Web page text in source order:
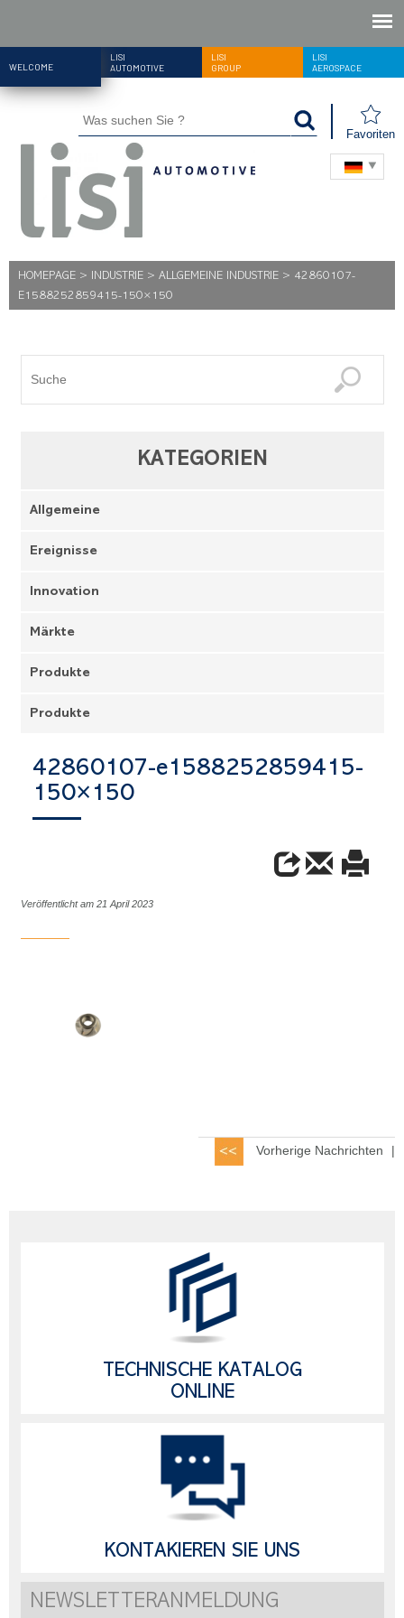
WELCOME
LISI
AUTOMOTIVE
LISI
GROUP
LISI
AEROSPACE
Favoriten
HOMEPAGE > INDUSTRIE > ALLGEMEINE INDUSTRIE > 42860107-
E1588252859415-150×150
KATEGORIEN
Allgemeine
Ereignisse
Innovation
Märkte
Produkte
Produkte
42860107-e1588252859415-
150×150
Veröffentlicht am 21 April 2023
Vorherige Nachrichten |
TECHNISCHE KATALOG
ONLINE
KONTAKIEREN SIE UNS
NEWSLETTERANMELDUNG